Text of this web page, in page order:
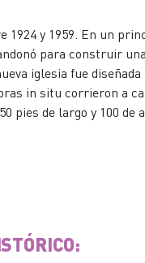
1924 y 1959. En un
para construir
iglesia fue diseñada
in situ corrieron a
pies de largo y 100 de